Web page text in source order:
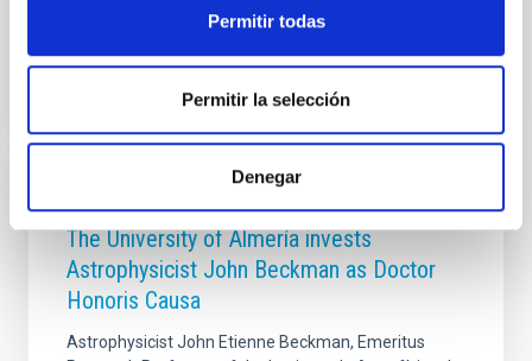
Permitir todas
Permitir la selección
Denegar
09/24/2025 - 17:00:31
The University of Almería invests
Astrophysicist John Beckman as Doctor
Honoris Causa
Astrophysicist John Etienne Beckman, Emeritus